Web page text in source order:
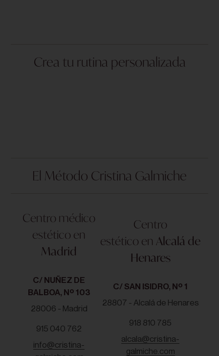
Crea tu rutina personalizada
El Método Cristina Galmiche
Centro médico
estético en
Madrid
C/ NUÑEZ DE
BALBOA, Nº 103
28006 - Madrid
915 040 762
info@cristina-
Centro
estético en Alcalá de
Henares
C/ SAN ISIDRO, Nº 1
28807 - Alcalá de Henares
918 810 785
alcala@cristina-
galmiche.com